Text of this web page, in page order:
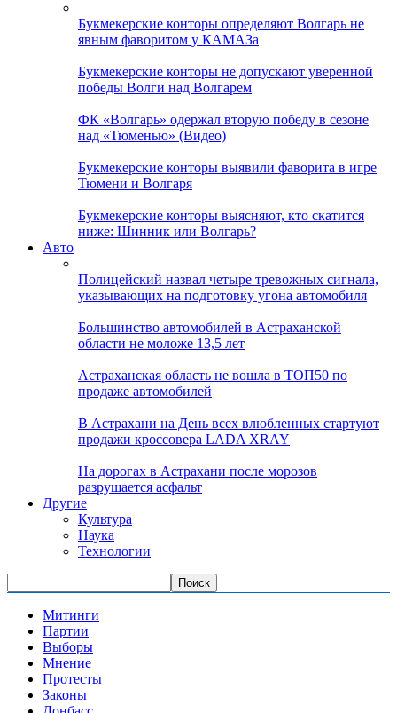
Букмекерские конторы определяют Волгарь не
явным фаворитом у КАМАЗа
Букмекерские конторы не допускают уверенной
победы Волги над Волгарем
ФК «Волгарь» одержал вторую победу в сезоне
над «Тюменью» (Видео)
Букмекерские конторы выявили фаворита в игре
Тюмени и Волгаря
Букмекерские конторы выясняют, кто скатится
ниже: Шинник или Волгарь?
Авто
Полицейский назвал четыре тревожных сигнала,
указывающих на подготовку угона автомобиля
Большинство автомобилей в Астраханской
области не моложе 13,5 лет
Астраханская область не вошла в ТОП50 по
продаже автомобилей
В Астрахани на День всех влюбленных стартуют
продажи кроссовера LADA XRAY
На дорогах в Астрахани после морозов
разрушается асфальт
Другие
Культура
Наука
Технологии
Митинги
Партии
Выборы
Мнение
Протесты
Законы